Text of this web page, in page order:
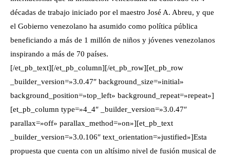
décadas de trabajo iniciado por el maestro José A. Abreu, y que
el Gobierno venezolano ha asumido como política pública
beneficiando a más de 1 millón de niños y jóvenes venezolanos
inspirando a más de 70 países.
[/et_pb_text][/et_pb_column][/et_pb_row][et_pb_row
_builder_version=»3.0.47″ background_size=»initial»
background_position=»top_left» background_repeat=»repeat»]
[et_pb_column type=»4_4″ _builder_version=»3.0.47″
parallax=»off» parallax_method=»on»][et_pb_text
_builder_version=»3.0.106″ text_orientation=»justified»]Esta
propuesta que cuenta con un altísimo nivel de fusión musical de